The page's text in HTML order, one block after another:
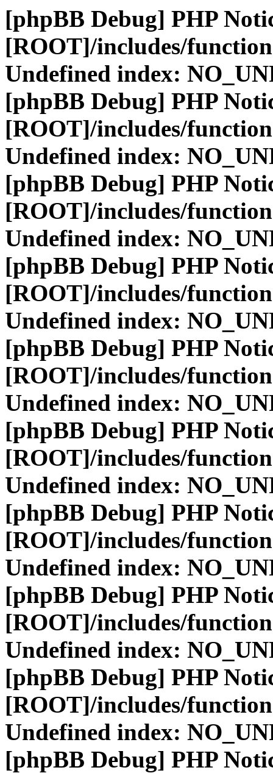
[phpBB Debug] PHP
[ROOT]/includes/
Undefined index:
[phpBB Debug] PHP
[ROOT]/includes/
Undefined index:
[phpBB Debug] PHP
[ROOT]/includes/
Undefined index:
[phpBB Debug] PHP
[ROOT]/includes/
Undefined index:
[phpBB Debug] PHP
[ROOT]/includes/
Undefined index:
[phpBB Debug] PHP
[ROOT]/includes/
Undefined index:
[phpBB Debug] PHP
[ROOT]/includes/
Undefined index:
[phpBB Debug] PHP
[ROOT]/includes/
Undefined index:
[phpBB Debug] PHP
[ROOT]/includes/
Undefined index:
[phpBB Debug] PHP